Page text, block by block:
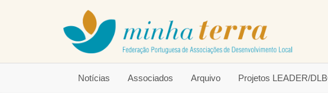
Notícias Associados Arquivo Projetos LEADER/